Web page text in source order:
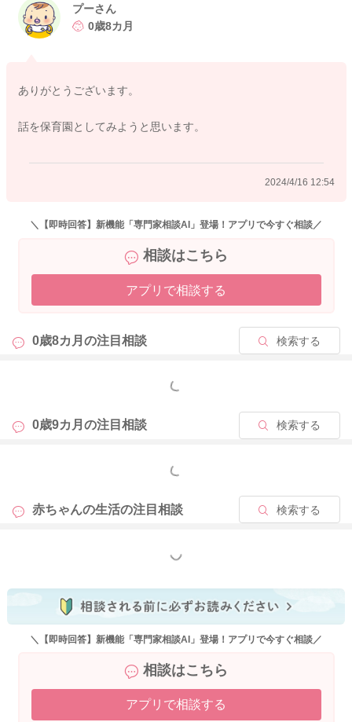
し、まだまだ朝寝も必要とするお子さんもおられます。
も思いました。
思いますし、特に0歳クラスのお子さんは月齢によって園での過
こともよいですし、お子さんが朝寝をしなくなってくるようで
よかったら参考になさってみてくださいね。
プーさん
0歳8カ月
ありがとうございます。
話を保育園としてみようと思います。
2024/4/16 12:54
＼【即時回答】新機能「専門家相談AI」登場！アプリで今すぐ相談／
相談はこちら
アプリで相談する
0歳8カ月の注目相談 検索する
もっと見る
0歳9カ月の注目相談 検索する
もっと見る
赤ちゃんの生活の注目相談 検索する
もっと見る
＼【即時回答】新機能「専門家相談AI」登場！アプリで今すぐ相談／
相談はこちら
アプリで相談する